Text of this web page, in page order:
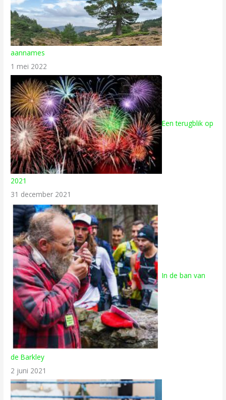
aannames
1 mei 2022
Een terugblik op
2021
31 december 2021
In de ban van
de Barkley
2 juni 2021